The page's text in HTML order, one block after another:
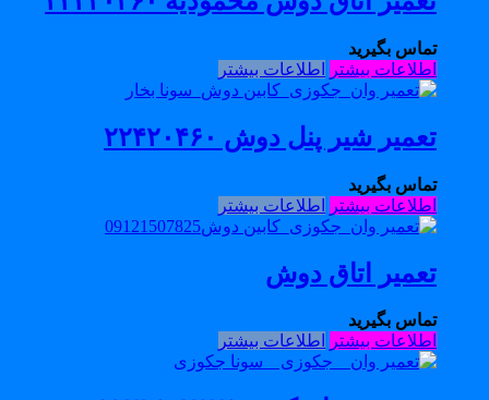
تماس بگیرید
اطلاعات بیشتر اطلاعات بیشتر
تعمیر شیر پنل دوش ۲۲۴۲۰۴۶۰
تماس بگیرید
اطلاعات بیشتر اطلاعات بیشتر
تعمیر اتاق دوش
تماس بگیرید
اطلاعات بیشتر اطلاعات بیشتر